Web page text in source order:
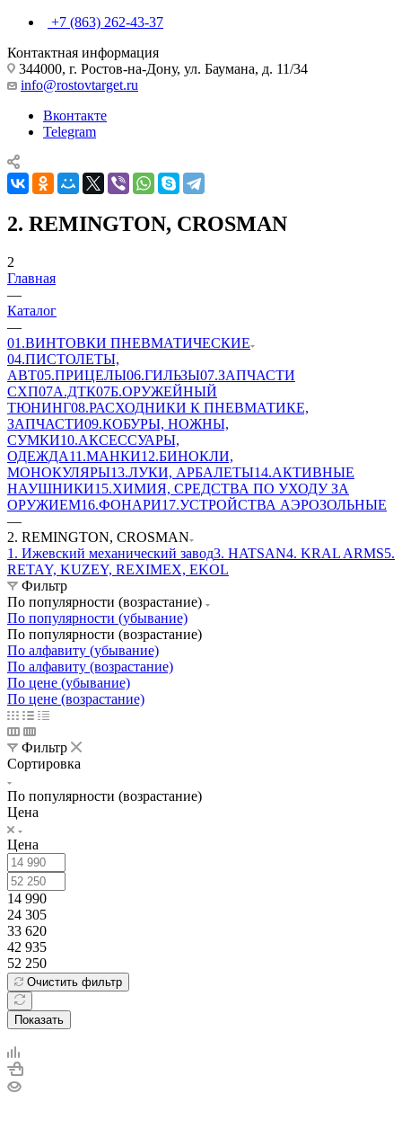
+7 (863) 262-43-37
Контактная информация
344000, г. Ростов-на-Дону, ул. Баумана, д. 11/34
info@rostovtarget.ru
Вконтакте
Telegram
2. REMINGTON, CROSMAN
2
Главная
—
Каталог
—
01.ВИНТОВКИ ПНЕВМАТИЧЕСКИЕ
04.ПИСТОЛЕТЫ,
АВТ05.ПРИЦЕЛЫ06.ГИЛЬЗЫ07.ЗАПЧАСТИ
СХП07А.ДТК07Б.ОРУЖЕЙНЫЙ
ТЮНИНГ08.РАСХОДНИКИ К ПНЕВМАТИКЕ,
ЗАПЧАСТИ09.КОБУРЫ, НОЖНЫ,
СУМКИ10.АКСЕССУАРЫ,
ОДЕЖДА11.МАНКИ12.БИНОКЛИ,
МОНОКУЛЯРЫ13.ЛУКИ, АРБАЛЕТЫ14.АКТИВНЫЕ
НАУШНИКИ15.ХИМИЯ, СРЕДСТВА ПО УХОДУ ЗА
ОРУЖИЕМ16.ФОНАРИ17.УСТРОЙСТВА АЭРОЗОЛЬНЫЕ
—
2. REMINGTON, CROSMAN
1. Ижевский механический завод3. HATSAN4. KRAL ARMS5.
RETAY, KUZEY, REXIMEX, EKOL
Фильтр
По популярности (возрастание)
По популярности (убывание)
По популярности (возрастание)
По алфавиту (убывание)
По алфавиту (возрастание)
По цене (убывание)
По цене (возрастание)
Фильтр
Сортировка
По популярности (возрастание)
Цена
Цена
14 990
24 305
33 620
42 935
52 250
Очистить фильтр
Показать